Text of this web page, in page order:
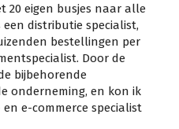
20 eigen busjes naar alle
distributie specialist,
bestellingen per
Door de
bijbehorende
onderneming, en kon ik
e-commerce specialist